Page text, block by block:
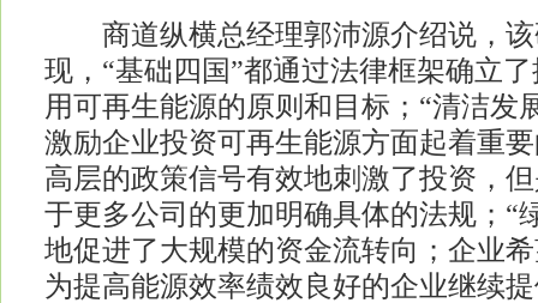
商道纵横总经理郭沛源介绍说，该
现，“基础四国”都通过法律框架确立
用可再生能源的原则和目标；“清洁发
激励企业投资可再生能源方面起着重
高层的政策信号有效地刺激了投资，
于更多公司的更加明确具体的法规；“
地促进了大规模的资金流转向；企业
为提高能源效率绩效良好的企业继续